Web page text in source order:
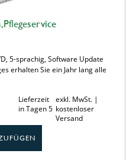
5-sprachig, Software Update
erhalten Sie ein Jahr lang alle
Lieferzeit
in Tagen 5
exkl. MwSt. |
kostenloser
Versand